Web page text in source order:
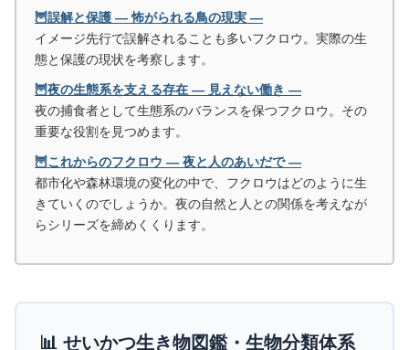
🦉誤解と保護 ― 怖がられる鳥の現実 ―
イメージ先行で誤解されることも多いフクロウ。実際の生
態と保護の現状を考察します。
🦉夜の生態系を支える存在 ― 見えない働き ―
夜の捕食者として生態系のバランスを保つフクロウ。その
重要な役割を見つめます。
🦉これからのフクロウ ― 夜と人のあいだで ―
都市化や森林環境の変化の中で、フクロウはどのように生
きていくのでしょうか。夜の自然と人との関係を考えなが
らシリーズを締めくくります。
📊 せいかつ生き物図鑑・生物分類体系